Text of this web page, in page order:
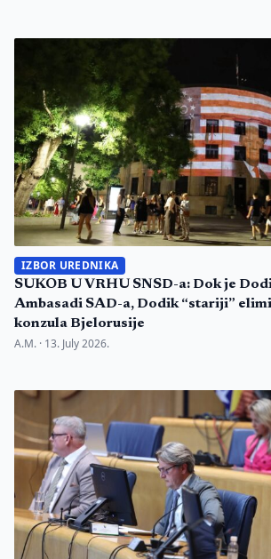
IZBOR UREDNIKA
SUKOB U VRHU SNSD-a: Dok je
Ambasadi SAD-a, Dodik “stariji”
konzula Bjelorusije
A.M. · 13. July 2026.